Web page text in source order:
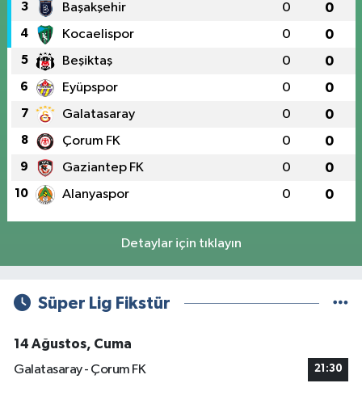
3 Başakşehir 0 0
4 Kocaelispor 0 0
5 Beşiktaş 0 0
6 Eyüpspor 0 0
7 Galatasaray 0 0
8 Çorum FK 0 0
9 Gaziantep FK 0 0
10 Alanyaspor 0 0
Detaylar için tıklayın
Süper Lig Fikstür
14 Ağustos, Cuma
Galatasaray - Çorum FK
21:30